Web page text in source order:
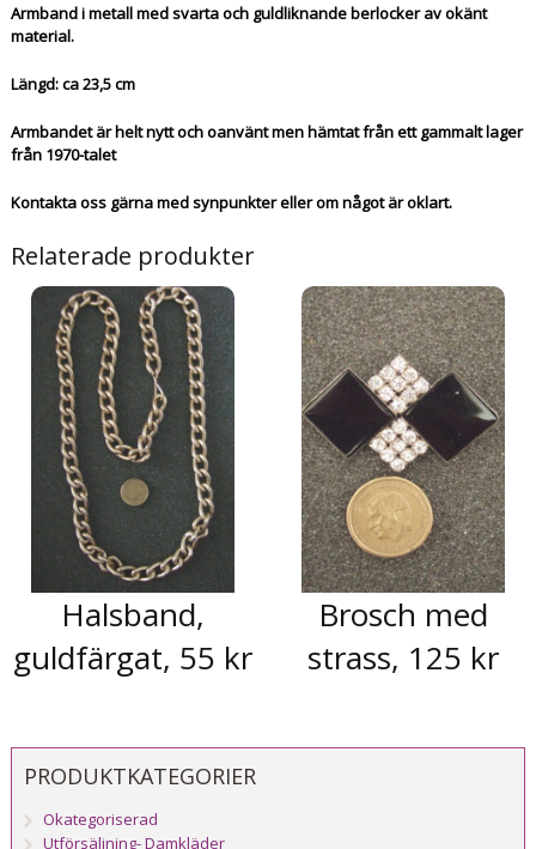
Armband i metall med svarta och guldliknande berlocker av okänt
material.
Längd: ca 23,5 cm
Armbandet är helt nytt och oanvänt men hämtat från ett gammalt lager
från 1970-talet
Kontakta oss gärna med synpunkter eller om något är oklart.
Relaterade produkter
Halsband,
guldfärgat, 55 kr
Brosch med
strass, 125 kr
PRODUKTKATEGORIER
Okategoriserad
Utförsäljning- Damkläder